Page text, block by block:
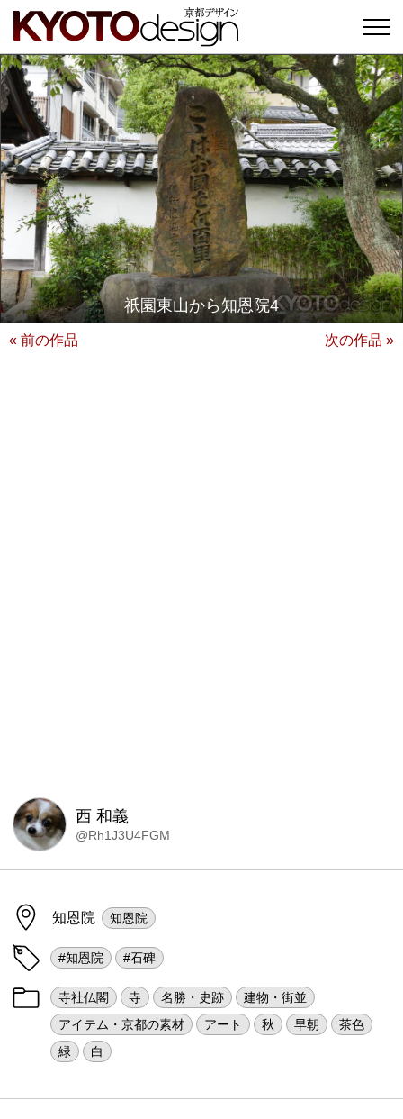
祇園東山から知恩院4
« 前の作品 次の作品 »
西 和義
@Rh1J3U4FGM
知恩院 知恩院
#知恩院 #石碑
寺社仏閣 寺 名勝・史跡
建物・街並
アイテム・京都の素材
アート 秋 早朝
茶色
緑
白